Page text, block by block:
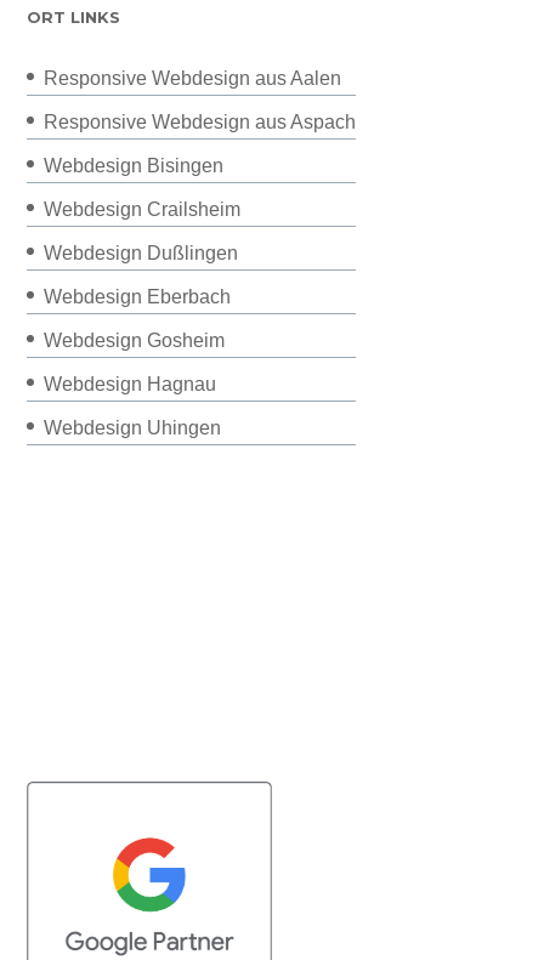
ORT LINKS
Responsive Webdesign aus Aalen
Responsive Webdesign aus Aspach
Webdesign Bisingen
Webdesign Crailsheim
Webdesign Dußlingen
Webdesign Eberbach
Webdesign Gosheim
Webdesign Hagnau
Webdesign Uhingen